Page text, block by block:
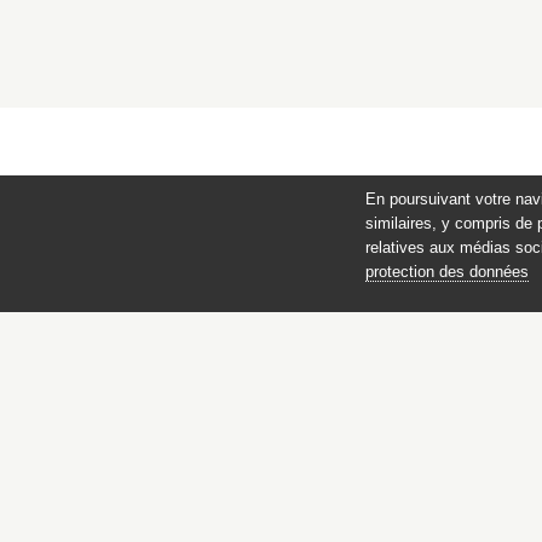
En poursuivant votre
similaires, y compris de
relatives aux médias
protection des données